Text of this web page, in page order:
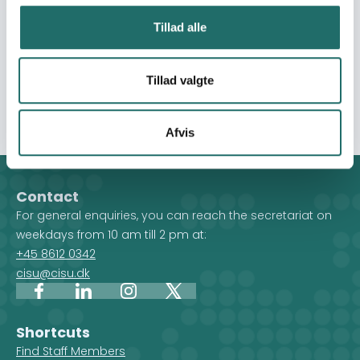
Tillad alle
Tillad valgte
Afvis
til at kunne videreføre og udvikle Skolens pædagogiske
model for socialt arbejde samt påvirke og inspirere den
sektor i landets sociale udvikling. Der er søgt midler til
etablering af et herberg for 20 hjemløse og etablering af
et køkken og et cafeteria.
Contact
For general enquiries, you can reach the secretariat on
weekdays from 10 am till 2 pm at:
+45 8612 0342
cisu@cisu.dk
FacebookLinkedInInstagram
X
Shortcuts
Find Staff Members